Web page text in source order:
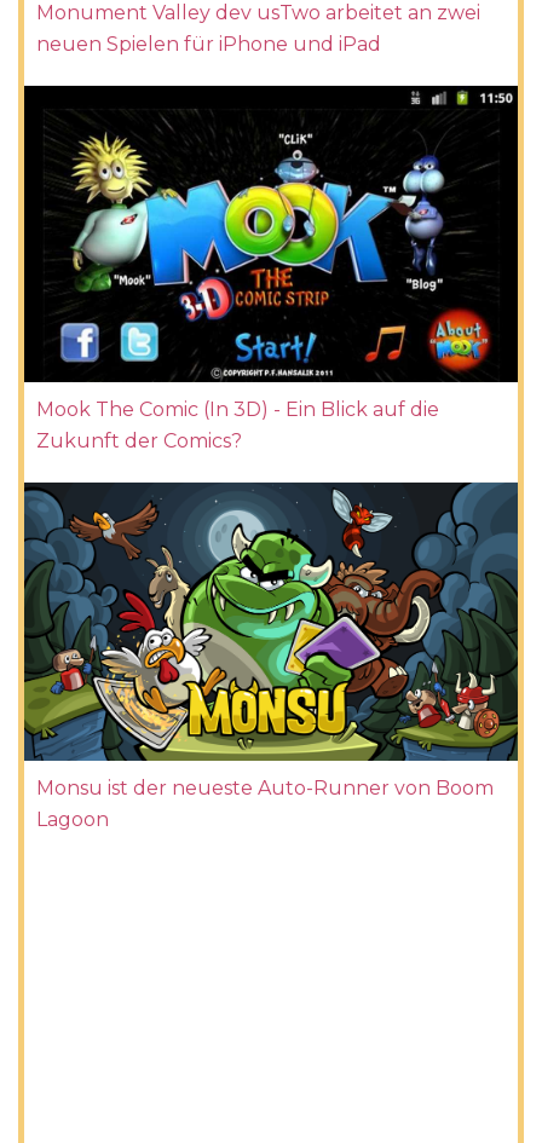
Monument Valley dev usTwo arbeitet an zwei
neuen Spielen für iPhone und iPad
Mook The Comic (In 3D) - Ein Blick auf die
Zukunft der Comics?
Monsu ist der neueste Auto-Runner von Boom
Lagoon